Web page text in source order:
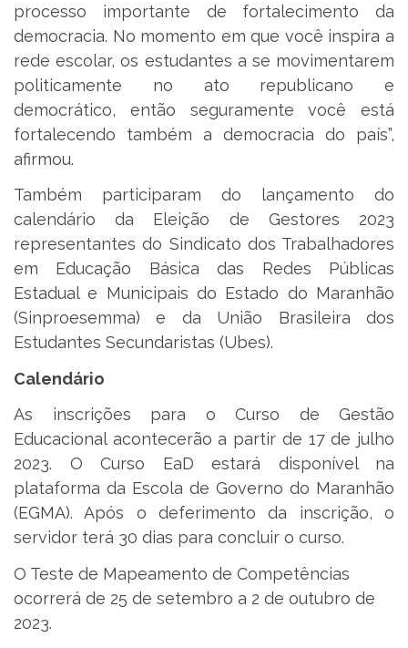
processo importante de fortalecimento da
democracia. No momento em que você inspira a
rede escolar, os estudantes a se movimentarem
politicamente no ato republicano e
democrático, então seguramente você está
fortalecendo também a democracia do país”,
afirmou.
Também participaram do lançamento do
calendário da Eleição de Gestores 2023
representantes do Sindicato dos Trabalhadores
em Educação Básica das Redes Públicas
Estadual e Municipais do Estado do Maranhão
(Sinproesemma) e da União Brasileira dos
Estudantes Secundaristas (Ubes).
Calendário
As inscrições para o Curso de Gestão
Educacional acontecerão a partir de 17 de julho
2023. O Curso EaD estará disponível na
plataforma da Escola de Governo do Maranhão
(EGMA). Após o deferimento da inscrição, o
servidor terá 30 dias para concluir o curso.
O Teste de Mapeamento de Competências
ocorrerá de 25 de setembro a 2 de outubro de
2023.